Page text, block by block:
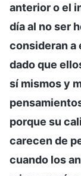
anterior o el
día al no ser
consideran a
dado que
sí mismos y
porque su
carecen de
cuando los